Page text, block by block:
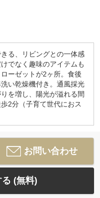
る、リビングとの一体感
でなく趣味のアイテムも
ーゼットが2ヶ所。食後
い乾燥機付き。通風採光
を増し、陽光が溢れる間
2分（子育て世代におス
お問い合わせ
る (無料)